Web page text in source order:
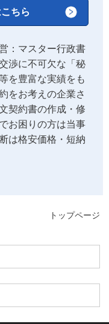
ちら
：マスター行政書
渉に不可欠な「秘
を豊富な実績をも
をお考えの企業さ
契約書の作成・修
お困りの方は当事
は格安価格・短納
トップページ